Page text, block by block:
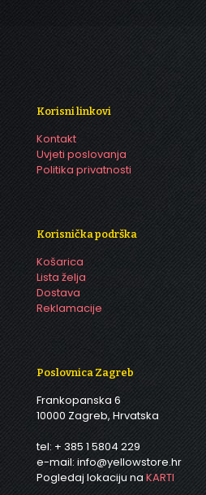
Korisni linkovi
Kontakt
Uvjeti poslovanja
Politika privatnosti
Korisnička podrška
Košarica
Lista želja
Dostava
Reklamacije
Poslovnica Zagreb
Frankopanska 6
10000 Zagreb, Hrvatska
tel: + 385 1 5804 229
e-mail: info@yellowstore.hr
Pogledaj lokaciju na KARTI